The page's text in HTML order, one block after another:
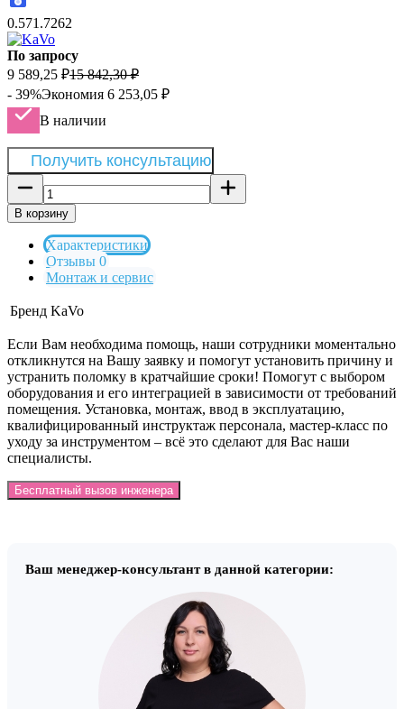
0.571.7262
По запросу
9 589,25 ₽15 842,30 ₽
- 39%Экономия 6 253,05 ₽
В наличии
Получить консультацию
В корзину
Характеристики
Отзывы 0
Монтаж и сервис
Бренд KaVo
Если Вам необходима помощь, наши сотрудники моментально
откликнутся на Вашу заявку и помогут установить причину и
устранить поломку в кратчайшие сроки! Помогут с выбором
оборудования и его интеграцией в зависимости от требований
помещения. Установка, монтаж, ввод в эксплуатацию,
квалифицированный инструктаж персонала, мастер-класс по
уходу за инструментом – всё это сделают для Вас наши
специалисты.
Бесплатный вызов инженера
Ваш менеджер-консультант в данной категории: